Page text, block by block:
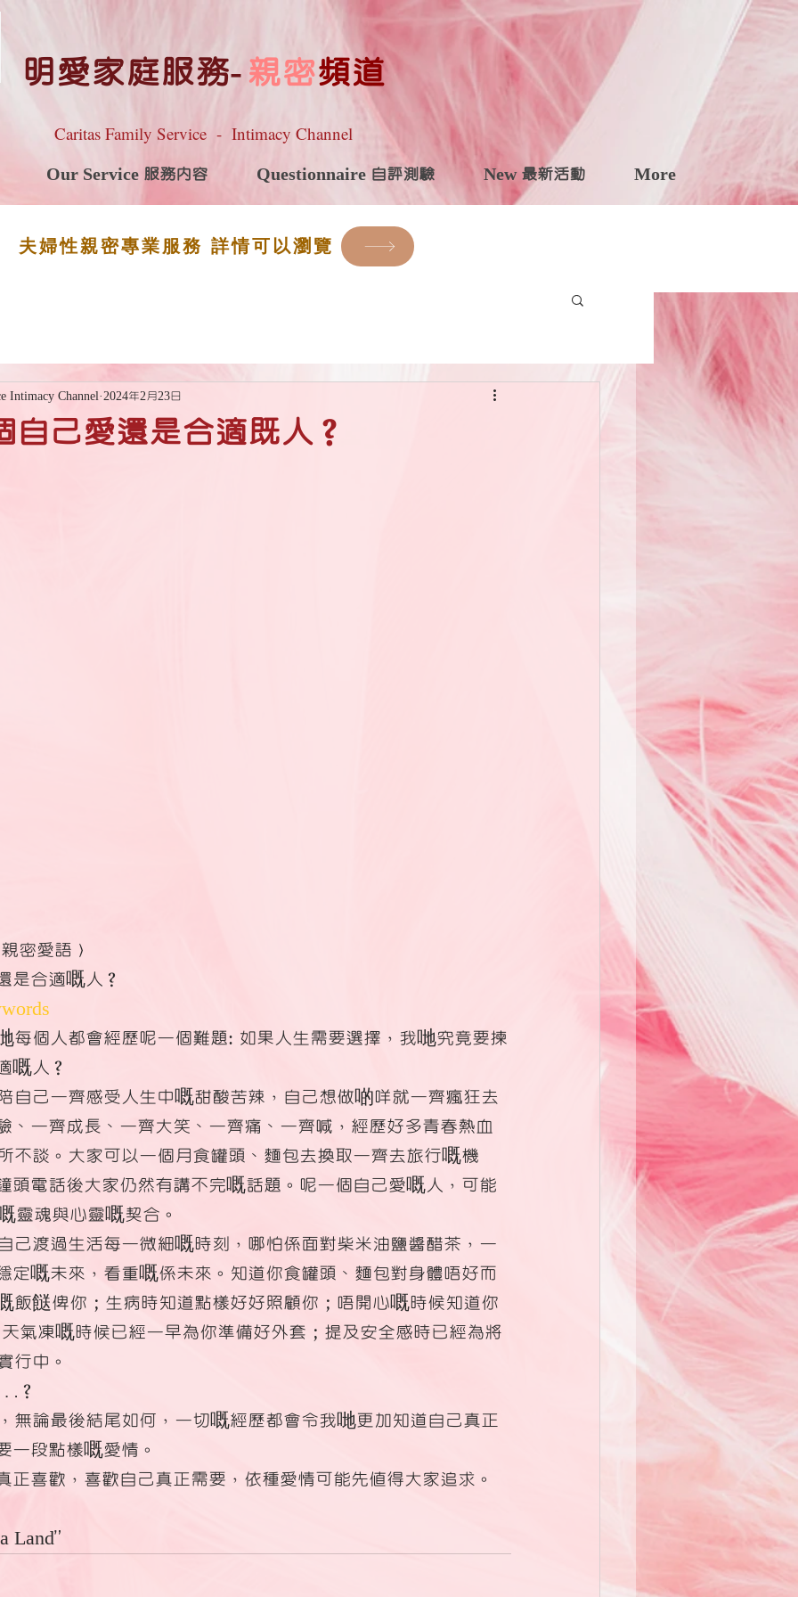
明愛家庭服務- 親密頻道
Caritas Family Service - Intimacy Channel
Our Service 服務內容 Questionnaire 自評測驗 New 最新活動 More
夫婦性親密專業服務 詳情可以瀏覽
自己愛還是合適既人？
Intimacy Channel 2024年2月23日
密愛語〉
是合適嘅人？
每個人都會經歷呢一個難題: 如果人生需要選擇，我哋究竟要揀
嘅人？
自己一齊感受人生中嘅甜酸苦辣，自己想做啲咩就一齊瘋狂去
、一齊成長、一齊大笑、一齊痛、一齊喊，經歷好多青春熱血
不談。大家可以一個月食罐頭、麵包去換取一齊去旅行嘅機
頭電話後大家仍然有講不完嘅話題。呢一個自己愛嘅人，可能
靈魂與心靈嘅契合。
己渡過生活每一微細嘅時刻，哪怕係面對柴米油鹽醬醋茶，一
定嘅未來，看重嘅係未來。知道你食罐頭、麵包對身體唔好而
飯餸俾你；生病時知道點樣好好照顧你；唔開心嘅時候知道你
氣凍嘅時候已經一早為你準備好外套；提及安全感時已經為將
行中。
？
無論最後結尾如何，一切嘅經歷都會令我哋更加知道自己真正
一段點樣嘅愛情。
正喜歡，喜歡自己真正需要，依種愛情可能先值得大家追求。
Land”